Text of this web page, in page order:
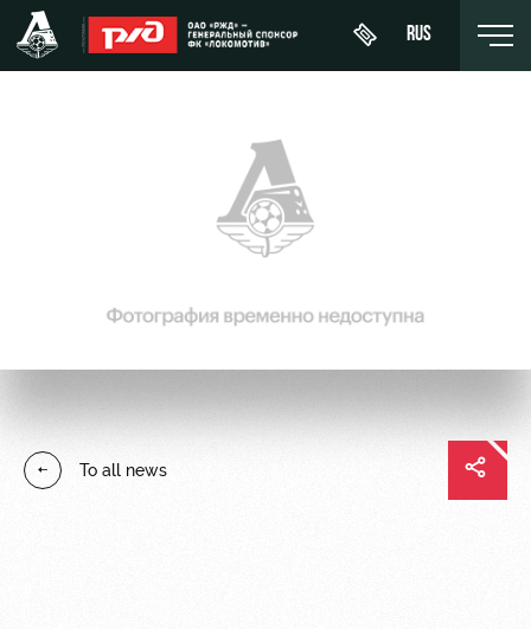
RUS
table
Coaching Stadium
About
Sponsors
Contacts
Youth
19)
To all news